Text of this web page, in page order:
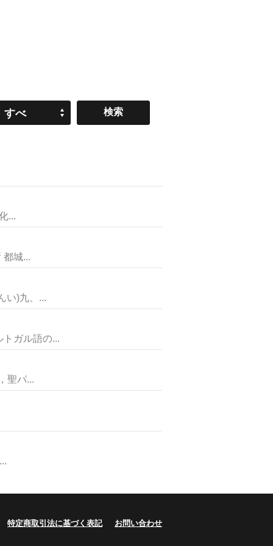
すべ
...
城...
)九、...
ガル語の...
パ...
特定商取引法に基づく表記 お問い合わせ